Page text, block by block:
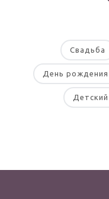
Свадьба
День
Детский